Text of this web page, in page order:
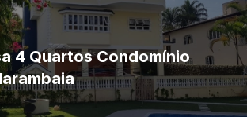
4 Quartos Condomínio